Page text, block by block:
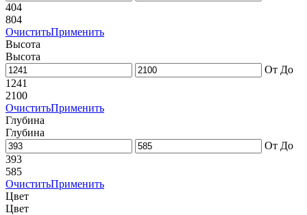
404
804
ОчиститьПрименить
Высота
Высота
От До
1241
2100
ОчиститьПрименить
Глубина
Глубина
От До
393
585
ОчиститьПрименить
Цвет
Цвет